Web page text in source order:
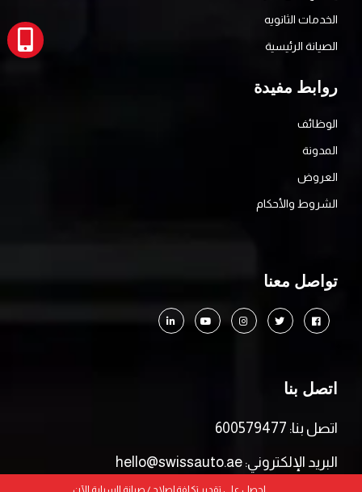
الخدمات الثانويه
الصيانة الرئيسية
روابط مفيدة
الوظائف
المدونة
العروض
الشروط والأحكام
تواصل معنا
اتصل بنا
اتصل بنا: 600579477
البريد الإلكتروني: hello@swissauto.ae
احصل على تقدير تكلفة إصلاح / صيانة السيارة الآن